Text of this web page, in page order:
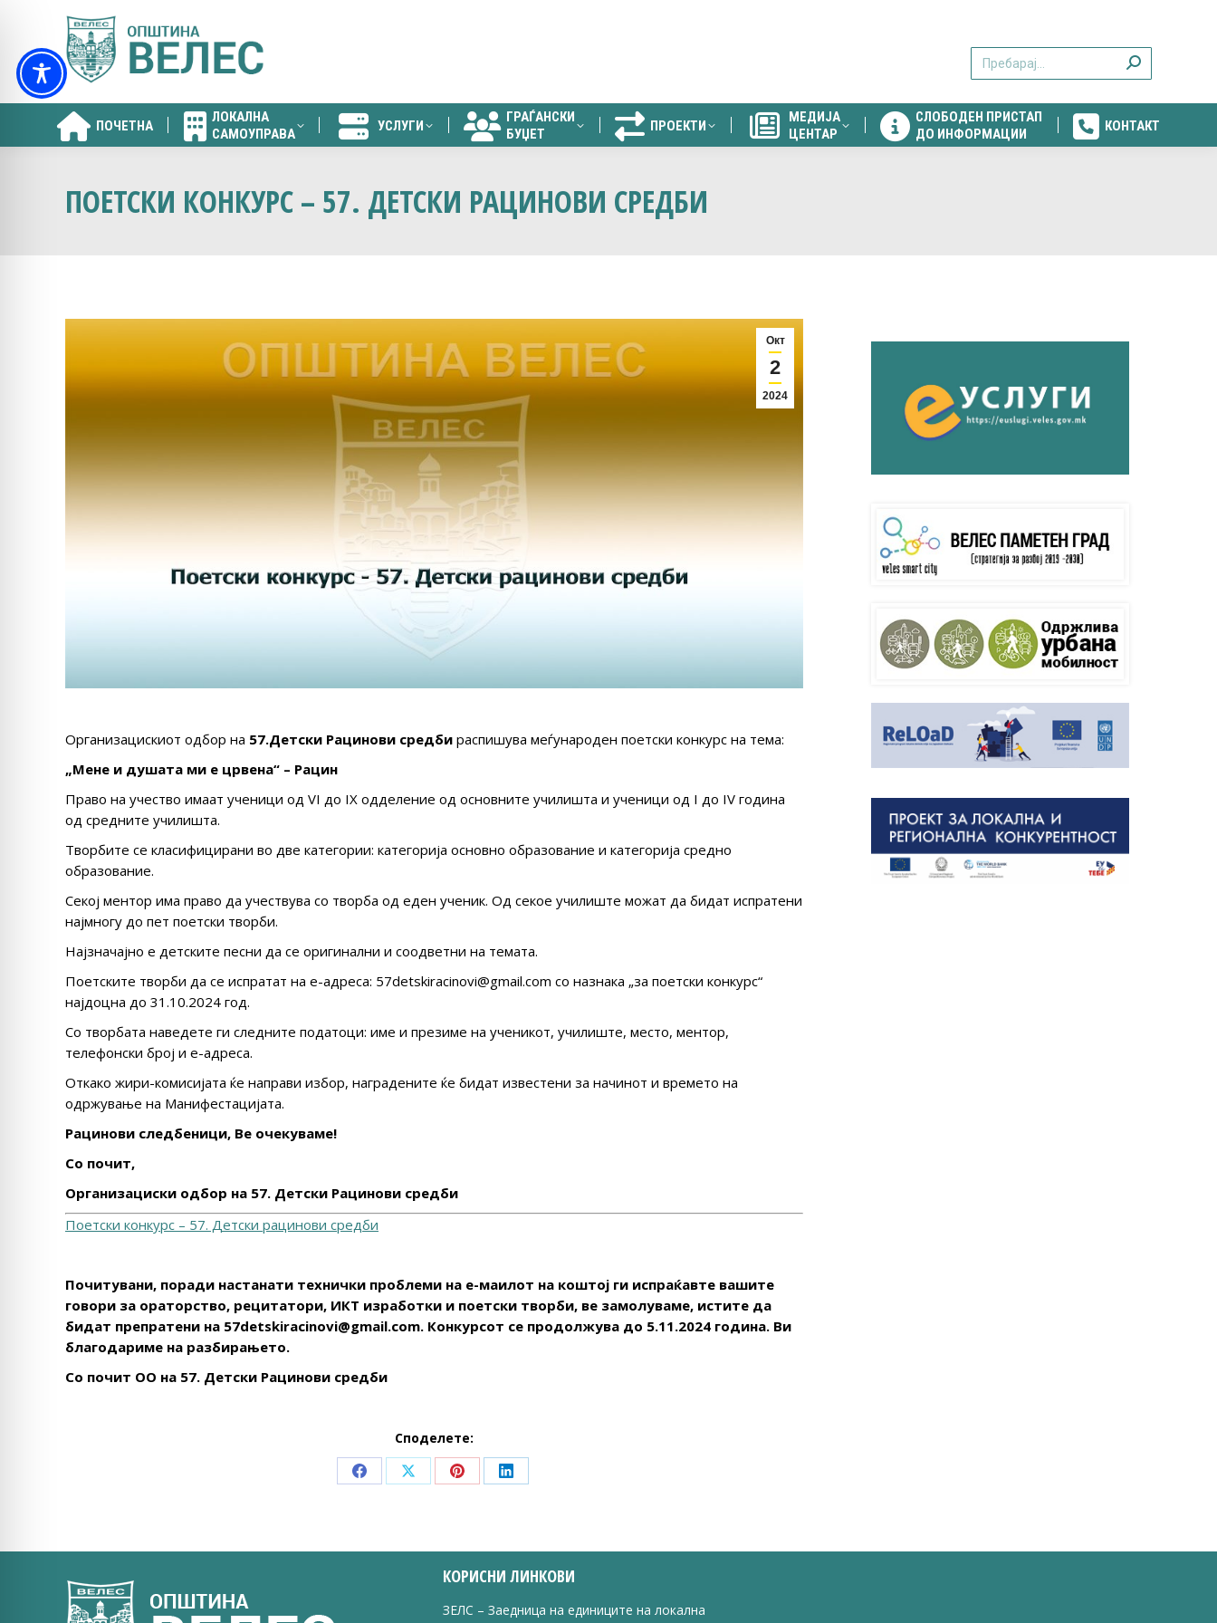
ПОЧЕТНА
ЛОКАЛНА
САМОУПРАВА
УСЛУГИ
ГРАЃАНСКИ
БУЏЕТ
ПРОЕКТИ
МЕДИЈА
ЦЕНТАР
СЛОБОДЕН ПРИСТАП
ДО ИНФОРМАЦИИ
КОНТАКТ
ПОЕТСКИ КОНКУРС – 57. ДЕТСКИ РАЦИНОВИ СРЕДБИ
Окт
2
2024
Организацискиот одбор на 57.Детски Рацинови средби распишува меѓународен поетски конкурс на тема:
„Мене и душата ми е црвена“ – Рацин
Право на учество имаат ученици од VI до IX одделение од oсновните училишта и ученици од I до IV година
од средните училишта.
Творбите се класифицирани во две категории: категорија основно образование и категорија средно
образование.
Секој ментор има право да учествува со творба од еден ученик. Од секое училиште можат да бидат испратени
најмногу до пет поетски творби.
Најзначајно е детските песни да се оригинални и соодветни на темата.
Поетските творби да се испратат на е-адреса: 57detskiracinovi@gmail.com со назнака „за поетски конкурс“
најдоцна до 31.10.2024 год.
Со творбата наведете ги следните податоци: име и презиме на ученикот, училиште, место, ментор,
телефонски број и е-адреса.
Откако жири-комисијата ќе направи избор, наградените ќе бидат известени за начинот и времето на
одржување на Манифестацијата.
Рацинови следбеници, Ве очекуваме!
Со почит,
Организациски одбор на 57. Детски Рацинови средби
Поетски конкурс – 57. Детски рацинови средби
Почитувани, поради настанати технички проблеми на е-маилот на коштој ги испраќавте вашите
говори за ораторство, рецитатори, ИКТ изработки и поетски творби, ве замолуваме, истите да
бидат препратени на 57detskiracinovi@gmail.com. Конкурсот се продолжува до 5.11.2024 година. Ви
благодариме на разбирањето.
Со почит ОО на 57. Детски Рацинови средби
Споделете:
Share Share Share Share
КОРИСНИ ЛИНКОВИ
ЗЕЛС – Заедница на единиците на локална
ПОЧЕТНА